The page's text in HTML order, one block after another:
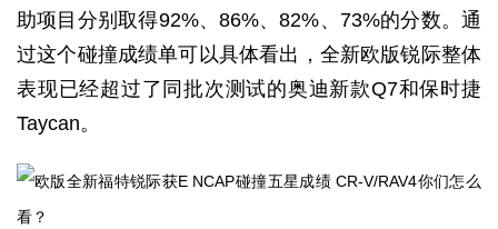
助项目分别取得92%、86%、82%、73%的分数。通
过这个碰撞成绩单可以具体看出，全新欧版锐际整体
表现已经超过了同批次测试的奥迪新款Q7和保时捷
Taycan。